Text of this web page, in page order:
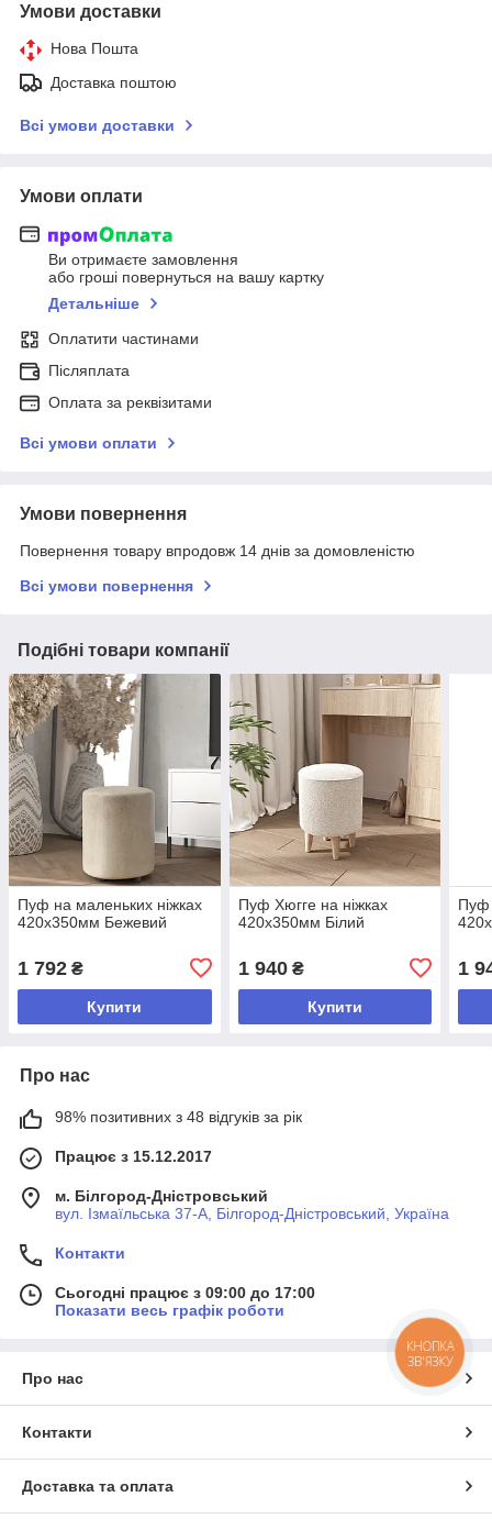
Умови доставки
Нова Пошта
Доставка поштою
Всі умови доставки
Умови оплати
Ви отримаєте замовлення
або гроші повернуться на вашу картку
Детальніше
Оплатити частинами
Післяплата
Оплата за реквізитами
Всі умови оплати
Умови повернення
Повернення товару впродовж 14 днів за домовленістю
Всі умови повернення
Подібні товари компанії
Пуф на маленьких ніжках
420х350мм Бежевий
1 792 ₴
Купити
Пуф Хюгге на ніжках
420х350мм Білий
1 940₴
Купити
Пуф
1
Про нас
98% позитивних з 48 відгуків за рік
Працює з 15.12.2017
м. Білгород-Дністровський
вул. Ізмаїльська 37-А, Білгород-Дністровський, Україна
Контакти
Сьогодні працює з 09:00 до 17:00
Показати весь графік роботи
Про нас
Контакти
Доставка та оплата
КНОПКА
ЗВ'ЯЗКУ